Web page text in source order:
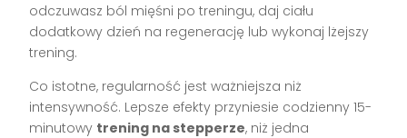
odczuwasz ból mięśni po treningu, daj ciału
dodatkowy dzień na regenerację lub wykonaj lżejszy
trening.
Co istotne, regularność jest ważniejsza niż
intensywność. Lepsze efekty przyniesie codzienny 15-
minutowy trening na stepperze, niż jedna